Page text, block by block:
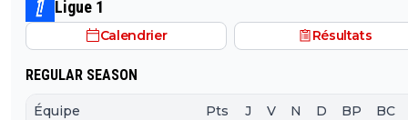
PSG.
Ligue 1
Calendrier Résultats
REGULAR SEASON
Équipe Pts J V N D BP BC